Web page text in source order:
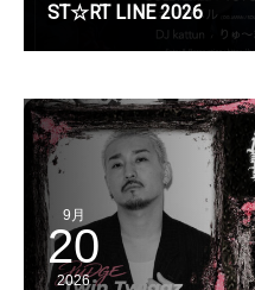
ST☆RT LINE 2026
9月
20
2026